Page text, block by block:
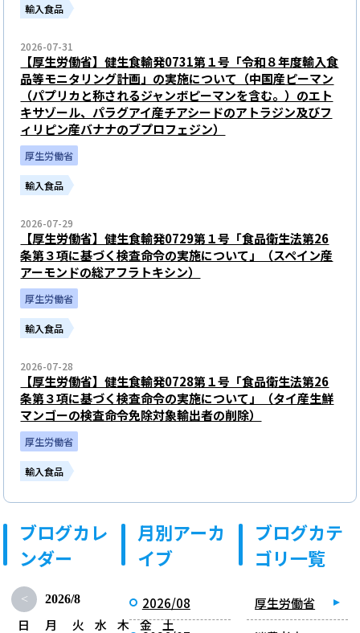
輸入食品
2026-07-31
【厚生労働省】健生食輸発0731第１号「令和８年度輸入食
品等モニタリング計画」の実施について（中国産ピーマン
（パプリカと称されるジャンボピーマンを含む。）のエト
キサゾール、パラグアイ産チアシードのアトラジン及びフ
ィリピン産バナナのブプロフェジン）
厚生労働省
輸入食品
2026-07-29
【厚生労働省】健生食輸発0729第１号「食品衛生法第26
条第３項に基づく検査命令の実施について」（スペイン産
アーモンドの総アフラトキシン）
厚生労働省
輸入食品
2026-07-28
【厚生労働省】健生食輸発0728第１号「食品衛生法第26
条第３項に基づく検査命令の実施について」（タイ産生鮮
マンゴーの検査命令免除対象輸出者の削除）
厚生労働省
輸入食品
ブログカレ
ンダー
< 2026/8
日 月 火 水 木 金 土
月別アーカ
イブ
2026/08
ブログカテ
ゴリ一覧
厚生労働省